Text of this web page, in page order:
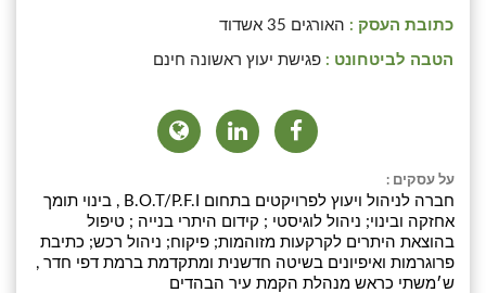
כתובת העסק : האורגים 35 אשדוד
הטבה לביטחונט : פגישת יעוץ ראשונה חינם
על עסקים :
חברה לניהול ויעוץ לפרויקטים בתחום B.O.T/P.F.I , בינוי תומך
אחזקה ובינוי; ניהול לוגיסטי ; קידום היתרי בנייה ; טיפול
בהוצאת היתרים לקרקעות מזוהמות; פיקוח; ניהול רכש; כתיבת
פרוגרמות ואיפיונים בשיטה חדשנית ומתקדמת ברמת דפי חדר ,
ש׳משתי כראש מנהלת הקמת עיר הבהדים